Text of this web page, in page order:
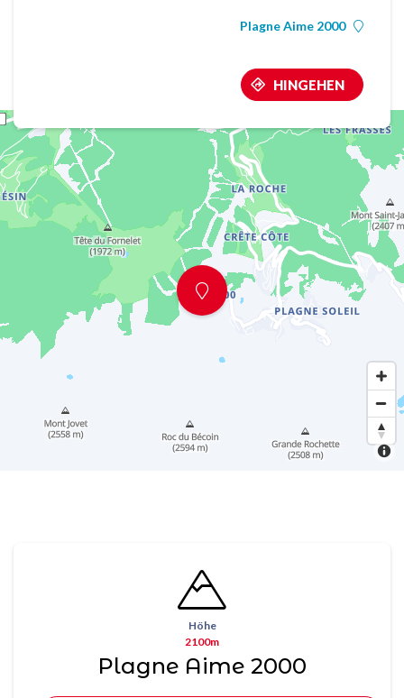
Plagne Aime 2000
HINGEHEN
Höhe
2100m
Plagne Aime 2000